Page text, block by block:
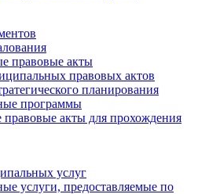
правовые акты
правовых актов
планирования
программы
акты для прохождения
услуг
услуги, предоставляемые по